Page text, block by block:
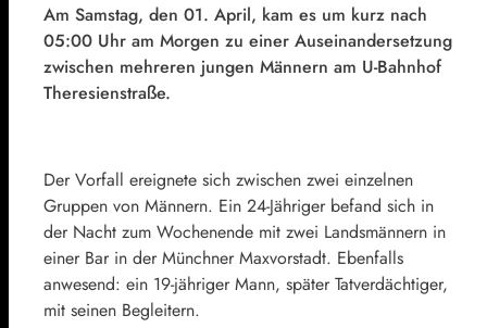
Am Samstag, den 01. April, kam es um kurz nach
05:00 Uhr am Morgen zu einer Auseinandersetzung
zwischen mehreren jungen Männern am U-Bahnhof
Theresienstraße.
Der Vorfall ereignete sich zwischen zwei einzelnen
Gruppen von Männern. Ein 24-Jähriger befand sich in
der Nacht zum Wochenende mit zwei Landsmännern in
einer Bar in der Münchner Maxvorstadt. Ebenfalls
anwesend: ein 19-jähriger Mann, später Tatverdächtiger,
mit seinen Begleitern.